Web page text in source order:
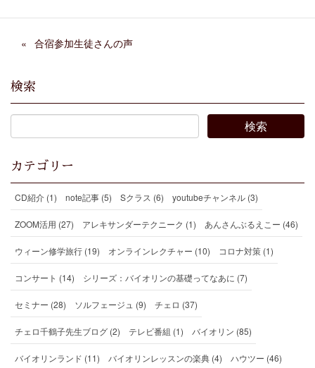
合宿参加生徒さんの声
検索
カテゴリー
CD紹介 (1) note記事 (5) Sクラス (6) youtubeチャンネル (3)
ZOOM活用 (27) アレキサンダーテクニーク (1) あんさんぶるえこー (46)
ウィーン修学旅行 (19) オンラインレクチャー (10) コロナ対策 (1)
コンサート (14) シリーズ：バイオリンの基礎ってなあに (7)
セミナー (28) ソルフェージュ (9) チェロ (37)
チェロ千鶴子先生ブログ (2) テレビ番組 (1) バイオリン (85)
バイオリンランド (11) バイオリンレッスンの楽典 (4) ハウツー (46)